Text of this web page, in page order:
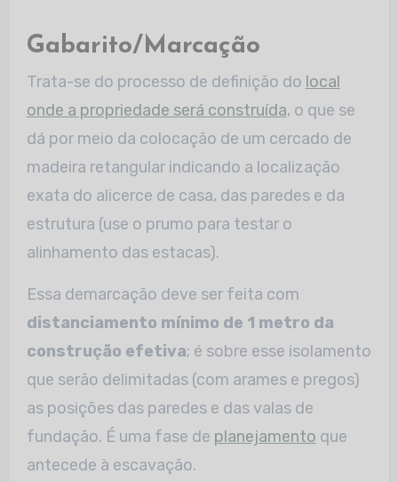
Gabarito/Marcação
Trata-se do processo de definição do local
onde a propriedade será construída, o que se
dá por meio da colocação de um cercado de
madeira retangular indicando a localização
exata do alicerce de casa, das paredes e da
estrutura (use o prumo para testar o
alinhamento das estacas).
Essa demarcação deve ser feita com
distanciamento mínimo de 1 metro da
construção efetiva; é sobre esse isolamento
que serão delimitadas (com arames e pregos)
as posições das paredes e das valas de
fundação. É uma fase de planejamento que
antecede à escavação.